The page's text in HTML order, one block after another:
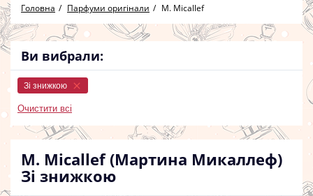
Головна Парфуми оригінали M. Micallef
Ви вибрали:
Зі знижкою
Очистити всі
M. Micallef (Мартина Микаллеф)
Зі знижкою